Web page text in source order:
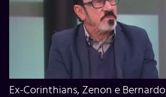
Ex-Corinthians, Zenon e Bernardo